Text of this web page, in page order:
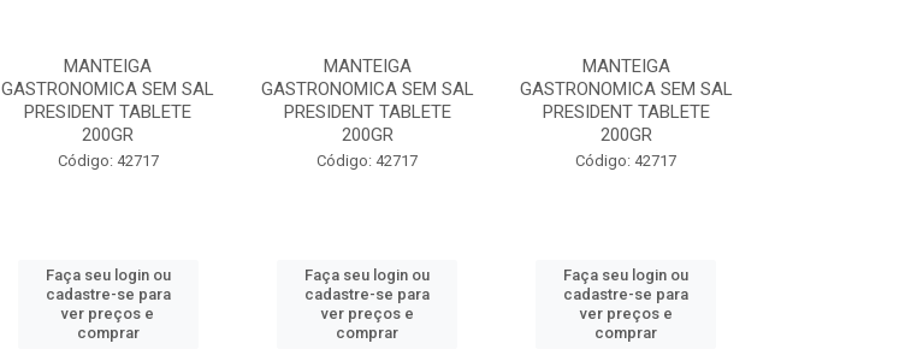
MANTEIGA
GASTRONOMICA SEM SAL
PRESIDENT TABLETE
200GR
Código: 42717
Faça seu login ou
cadastre-se para
ver preços e
comprar
MANTEIGA
GASTRONOMICA SEM SAL
PRESIDENT TABLETE
200GR
Código: 42717
Faça seu login ou
cadastre-se para
ver preços e
comprar
MANTEIGA
GASTRONOMICA SEM SAL
PRESIDENT TABLETE
200GR
Código: 42717
Faça seu login ou
cadastre-se para
ver preços e
comprar